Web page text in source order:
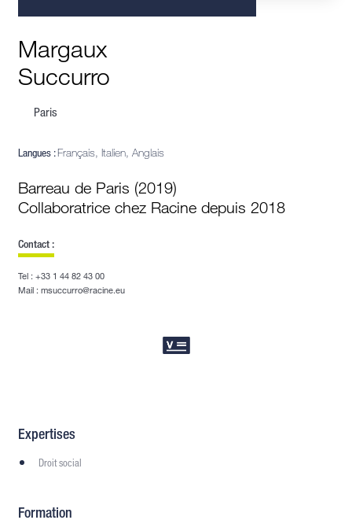
Margaux
Succurro
Paris
Langues :Français, Italien, Anglais
Barreau de Paris (2019)
Collaboratrice chez Racine depuis 2018
Contact :
Tel : +33 1 44 82 43 00
Mail : msuccurro@racine.eu
Expertises
Droit social
Formation